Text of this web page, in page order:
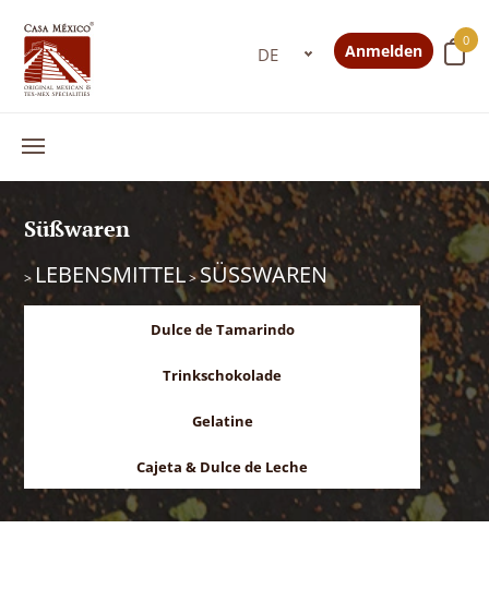
0
Anmelden
Süßwaren
> LEBENSMITTEL>SÜSSWAREN
Dulce de Tamarindo
Trinkschokolade
Gelatine
Cajeta & Dulce de Leche